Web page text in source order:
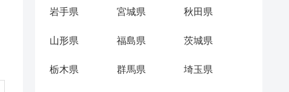
岩手県 宮城県 秋田県
山形県 福島県 茨城県
栃木県 群馬県 埼玉県